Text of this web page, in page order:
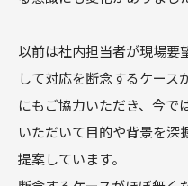
以前は社内担当者が現場要
して対応を断念するケース
にもご協力いただき、今で
いただいて目的や背景を深
提案しています。